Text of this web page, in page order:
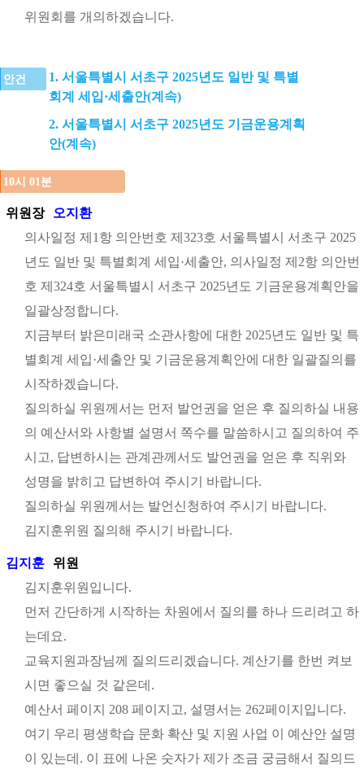
위원회를 개의하겠습니다.
안건
1. 서울특별시 서초구 2025년도 일반 및 특별
회계 세입·세출안(계속)
2. 서울특별시 서초구 2025년도 기금운용계획
안(계속)
10시 01분
위원장
오지환
의사일정 제1항 의안번호 제323호 서울특별시 서초구 2025
년도 일반 및 특별회계 세입·세출안, 의사일정 제2항 의안번
호 제324호 서울특별시 서초구 2025년도 기금운용계획안을
일괄상정합니다.
지금부터 밝은미래국 소관사항에 대한 2025년도 일반 및 특
별회계 세입·세출안 및 기금운용계획안에 대한 일괄질의를
시작하겠습니다.
질의하실 위원께서는 먼저 발언권을 얻은 후 질의하실 내용
의 예산서와 사항별 설명서 쪽수를 말씀하시고 질의하여 주
시고, 답변하시는 관계관께서도 발언권을 얻은 후 직위와
성명을 밝히고 답변하여 주시기 바랍니다.
질의하실 위원께서는 발언신청하여 주시기 바랍니다.
김지훈위원 질의해 주시기 바랍니다.
김지훈
위원
김지훈위원입니다.
먼저 간단하게 시작하는 차원에서 질의를 하나 드리려고 하
는데요.
교육지원과장님께 질의드리겠습니다. 계산기를 한번 켜보
시면 좋으실 것 같은데.
예산서 페이지 208 페이지고, 설명서는 262페이지입니다.
여기 우리 평생학습 문화 확산 및 지원 사업 이 예산안 설명
이 있는데. 이 표에 나온 숫자가 제가 조금 궁금해서 질의드